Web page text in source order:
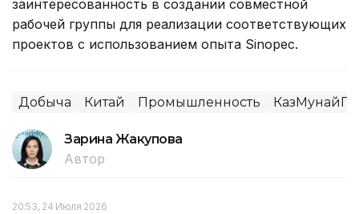
заинтересованность в создании совместной
рабочей группы для реализации соответствующих
проектов с использованием опыта Sinopec.
Добыча Китай Промышленность
Зарина Жакупова
Автор
20:53, 24 Июля 2026